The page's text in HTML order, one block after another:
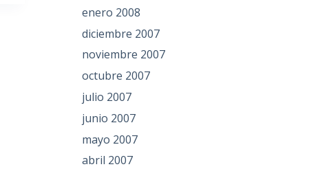
enero 2008
diciembre 2007
noviembre 2007
octubre 2007
julio 2007
junio 2007
mayo 2007
abril 2007